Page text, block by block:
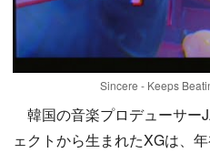
Sincere - Keeps
韓国の音楽プロデューサー
ェクトから生まれたXGは、